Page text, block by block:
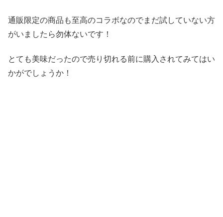
通販限定の商品も至高のコラボなのでまだ試していない方
がいましたら勿体ないです！
とても美味だったので売り切れる前に購入されてみてはい
かがでしょうか！